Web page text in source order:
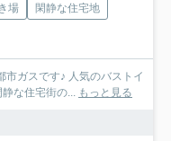
場
閑静な住宅地
ガスです♪ 人気のバストイ
な住宅街の... もっと見る